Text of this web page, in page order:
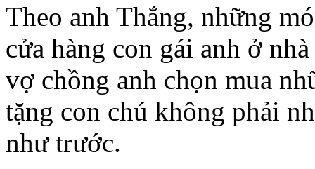
Theo anh Thắng, những
cửa hàng con gái anh ở
vợ chồng anh chọn mua
tặng con chú không phải
như trước.